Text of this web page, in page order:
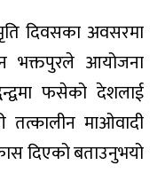
दिवसका अवसरमा
भक्तपुरले आयोजना
फसेको देशलाई
माओवादी
दिएको बताउनुभयो